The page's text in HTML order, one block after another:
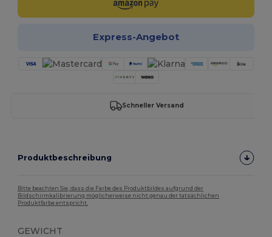
Express-Angebot
Schneller Versand
Produktbeschreibung
Bitte beachten Sie, dass die Farbe des Produktbildes aufgrund der
Bildschirmkalibrierung möglicherweise nicht genau der tatsächlichen
Produktfarbe entspricht.
GEWICHT